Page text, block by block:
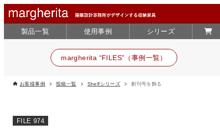
製品一覧 使用事例 シリーズ
margherita “FILES”（事例一覧）
お客様事例 投稿一覧 Shelfシリーズ 創刊号を飾る
FILE 974